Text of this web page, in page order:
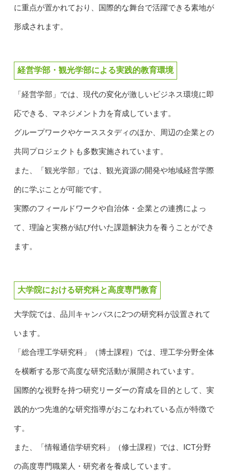
に重点が置かれており、国際的な舞台で活躍できる素地が
形成されます。
経営学部・観光学部による実践的教育環境
「経営学部」では、現代の変化が激しいビジネス環境に即
応できる、マネジメント力を育成しています。
グループワークやケーススタディのほか、周辺の企業との
共同プロジェクトも多数実施されています。
また、「観光学部」では、観光資源の開発や地域経営学際
的に学ぶことが可能です。
実際のフィールドワークや自治体・企業との連携によっ
て、理論と実務が結び付いた課題解決力を養うことができ
ます。
大学院における研究科と高度専門教育
大学院では、品川キャンパスに2つの研究科が設置されて
います。
「総合理工学研究科」（博士課程）では、理工学分野全体
を横断する形で高度な研究活動が展開されています。
国際的な視野を持つ研究リーダーの育成を目的として、実
践的かつ先進的な研究指導がおこなわれている点が特徴で
す。
また、「情報通信学研究科」（修士課程）では、ICT分野
の高度専門職業人・研究者を養成しています。